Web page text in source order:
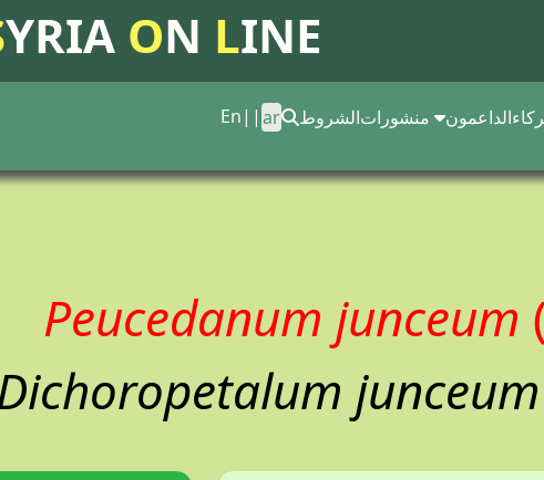
YRIA ON LINE
الداعمون الشروط En|| ar
Peucedanum junceum